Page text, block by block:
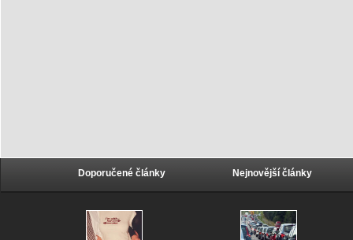
Doporučené články Nejnovější články